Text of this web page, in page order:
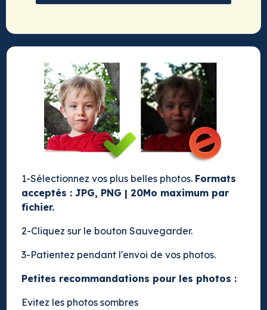
1-Sélectionnez vos plus belles photos. Formats
acceptés : JPG, PNG | 20Mo maximum par
fichier.
2-Cliquez sur le bouton Sauvegarder.
3-Patientez pendant l'envoi de vos photos.
Petites recommandations pour les photos :
Evitez les photos sombres